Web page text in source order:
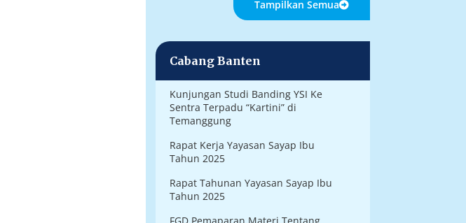
Tampilkan Semua
Cabang Banten
Kunjungan Studi Banding YSI Ke
Sentra Terpadu “Kartini” di
Temanggung
Rapat Kerja Yayasan Sayap Ibu
Tahun 2025
Rapat Tahunan Yayasan Sayap Ibu
Tahun 2025